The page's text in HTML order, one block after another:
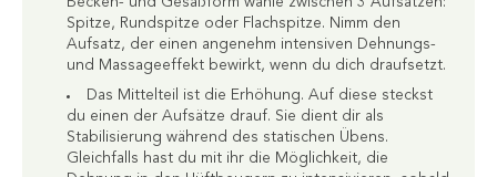
Spitze, Rundspitze oder Flachspitze. Nimm den
Aufsatz, der einen angenehm intensiven Dehnungs-
und Massageeffekt bewirkt, wenn du dich draufsetzt.
Das Mittelteil ist die Erhöhung. Auf diese steckst
du einen der Aufsätze drauf. Sie dient dir als
Stabilisierung während des statischen Übens.
Gleichfalls hast du mit ihr die Möglichkeit, die